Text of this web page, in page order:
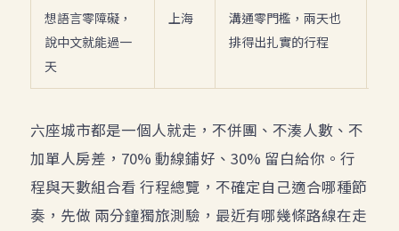
想語言零障礙，
說中文就能過一
天
上海
溝通零門檻，兩天也
排得出扎實的行程
六座城市都是一個人就走，不併團、不湊人數、不
加單人房差，70% 動線鋪好、30% 留白給你。行
程與天數組合看 行程總覽 ，不確定自己適合哪種節
奏，先做 兩分鐘獨旅測驗 ，最近有哪幾條路線在走